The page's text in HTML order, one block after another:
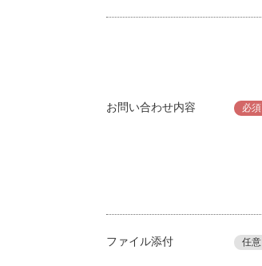
お問い合わせ内容 必須
ファイル添付 任意